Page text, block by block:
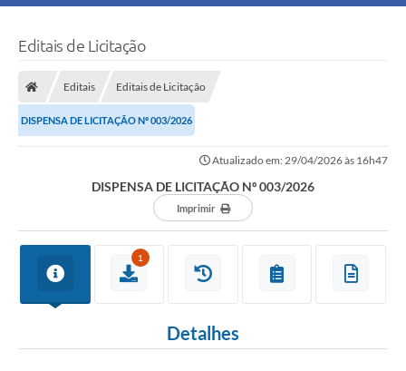
Editais de Licitação
Editais Editais de Licitação
DISPENSA DE LICITAÇÃO Nº 003/2026
Atualizado em: 29/04/2026 às 16h47
DISPENSA DE LICITAÇÃO Nº 003/2026
Imprimir
1
Detalhes